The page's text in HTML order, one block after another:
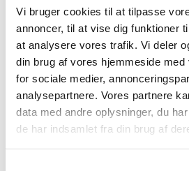
Vi bruger cookies til at tilpasse
annoncer, til at vise dig funktioner
at analysere vores trafik. Vi deler
din brug af vores hjemmeside med
for sociale medier,
analysepartnere. Vores partnere
data med andre oplysninger, du
de har indsamlet fra din brug af
Fabrikant: Medi-Globe GmbH
Fabrikantens
Lægemiddelstyrelsens
Emner
Medicinsk udstyr